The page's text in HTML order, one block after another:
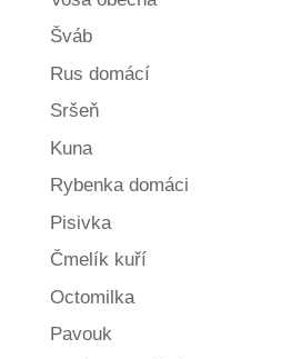
Šváb
Rus domácí
Sršeň
Kuna
Rybenka domáci
Pisivka
Čmelík kuří
Octomilka
Pavouk